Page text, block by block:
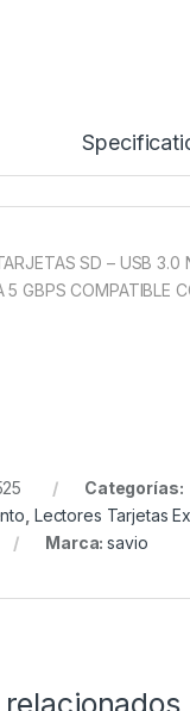
SD – USB 3.0
GBPS COMPATIBLE
Categorías:
Lectores Tarjetas
Marca:savio